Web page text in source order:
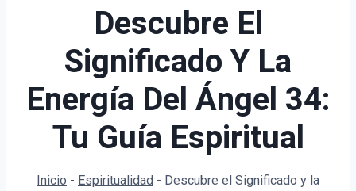
Descubre El
Significado Y La
Energía Del Ángel 34:
Tu Guía Espiritual
Inicio - Espiritualidad - Descubre el Significado y la